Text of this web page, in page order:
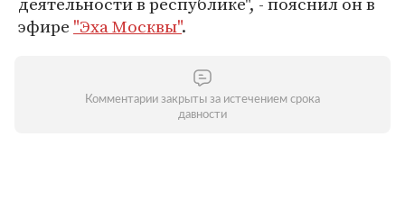
эфире "Эха Москвы".
Комментарии закрыты за истечением срока
давности